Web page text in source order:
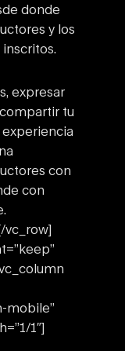
donde
y los
expresar
tu
con
con
mobile”
1″]